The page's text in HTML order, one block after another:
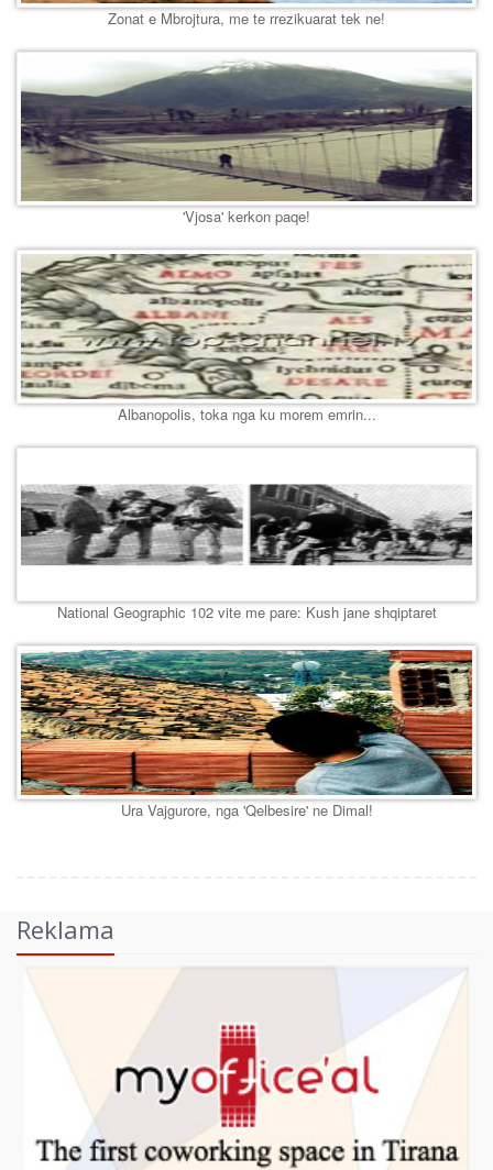
Zonat e Mbrojtura, me te rrezikuarat tek ne!
'Vjosa' kerkon paqe!
Albanopolis, toka nga ku morem emrin...
National Geographic 102 vite me pare: Kush jane shqiptaret
Ura Vajgurore, nga 'Qelbesire' ne Dimal!
Reklama